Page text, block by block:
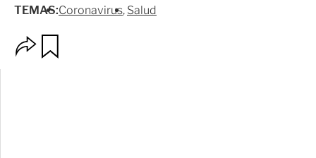
TEMAS:Coronavirus Salud
p